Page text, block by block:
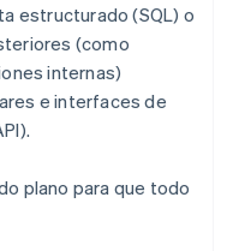
estructurado (SQL) o
(como
internas)
e interfaces de
plano para que todo